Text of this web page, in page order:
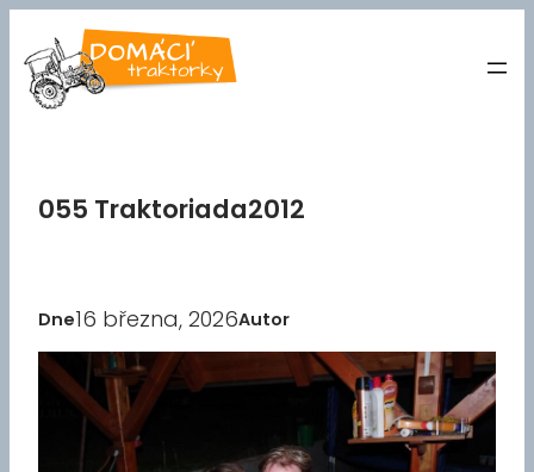
na
obsah
055 Traktoriada2012
Dne16 března, 2026Autor